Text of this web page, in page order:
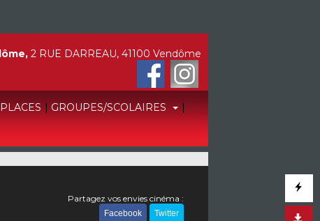
| GROUPES/SCOLAIRES
|
2 RUE DARREAU, 41100 Vendôme
Partagez vos envies cinéma :
Facebook Twitter